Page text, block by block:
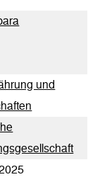
und